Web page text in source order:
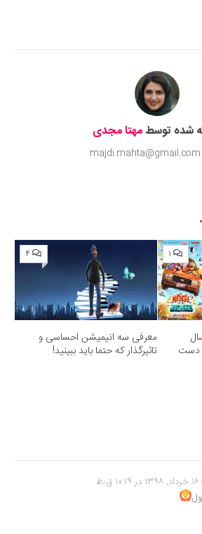
شده توسطمهتا مجدی
۱
از دست
۴
معرفی سه انیمیشن احساسی و
تاثیرگذار که حتما باید ببینید!
۱۶ خرداد, ۱۳۹۸ در ۱۰:۱۹ ق٫ظ